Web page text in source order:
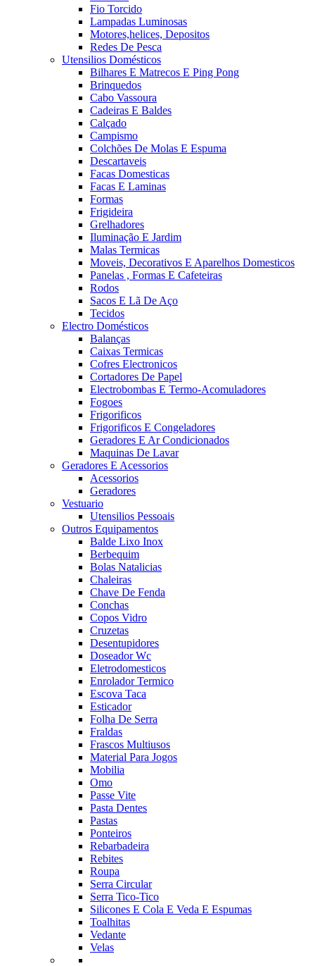
Fio Torcido
Lampadas Luminosas
Motores,helices, Depositos
Redes De Pesca
Utensilios Domésticos
Bilhares E Matrecos E Ping Pong
Brinquedos
Cabo Vassoura
Cadeiras E Baldes
Calçado
Campismo
Colchões De Molas E Espuma
Descartaveis
Facas Domesticas
Facas E Laminas
Formas
Frigideira
Grelhadores
Iluminação E Jardim
Malas Termicas
Moveis, Decorativos E Aparelhos Domesticos
Panelas , Formas E Cafeteiras
Rodos
Sacos E Lã De Aço
Tecidos
Electro Domésticos
Balanças
Caixas Termicas
Cofres Electronicos
Cortadores De Papel
Electrobombas E Termo-Acomuladores
Fogoes
Frigorificos
Frigorificos E Congeladores
Geradores E Ar Condicionados
Maquinas De Lavar
Geradores E Acessorios
Acessorios
Geradores
Vestuario
Utensilios Pessoais
Outros Equipamentos
Balde Lixo Inox
Berbequim
Bolas Natalicias
Chaleiras
Chave De Fenda
Conchas
Copos Vidro
Cruzetas
Desentupidores
Doseador Wc
Eletrodomesticos
Enrolador Termico
Escova Taca
Esticador
Folha De Serra
Fraldas
Frascos Multiusos
Material Para Jogos
Mobilia
Omo
Passe Vite
Pasta Dentes
Pastas
Ponteiros
Rebarbadeira
Rebites
Roupa
Serra Circular
Serra Tico-Tico
Silicones E Cola E Veda E Espumas
Toalhitas
Vedante
Velas